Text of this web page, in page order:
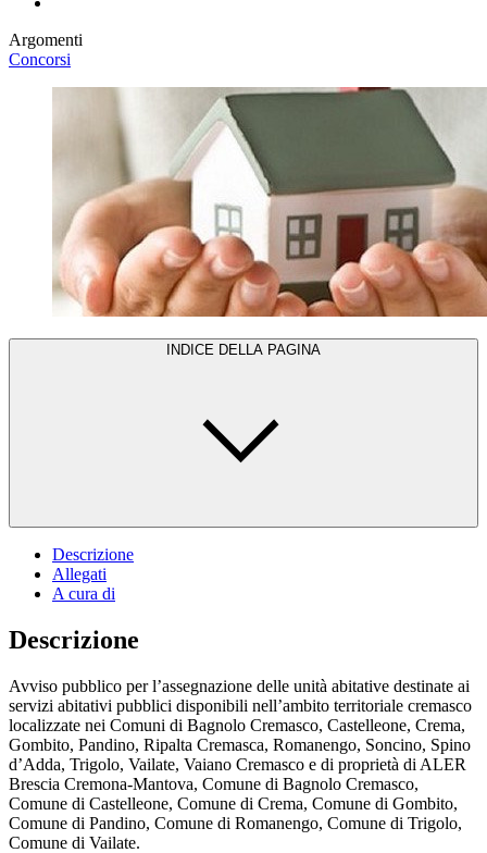
Argomenti
Concorsi
INDICE DELLA PAGINA
Descrizione
Allegati
A cura di
Descrizione
Avviso pubblico per l’assegnazione delle unità abitative destinate ai
servizi abitativi pubblici disponibili nell’ambito territoriale cremasco
localizzate nei Comuni di Bagnolo Cremasco, Castelleone, Crema,
Gombito, Pandino, Ripalta Cremasca, Romanengo, Soncino, Spino
d’Adda, Trigolo, Vailate, Vaiano Cremasco e di proprietà di ALER
Brescia Cremona-Mantova, Comune di Bagnolo Cremasco,
Comune di Castelleone, Comune di Crema, Comune di Gombito,
Comune di Pandino, Comune di Romanengo, Comune di Trigolo,
Comune di Vailate.